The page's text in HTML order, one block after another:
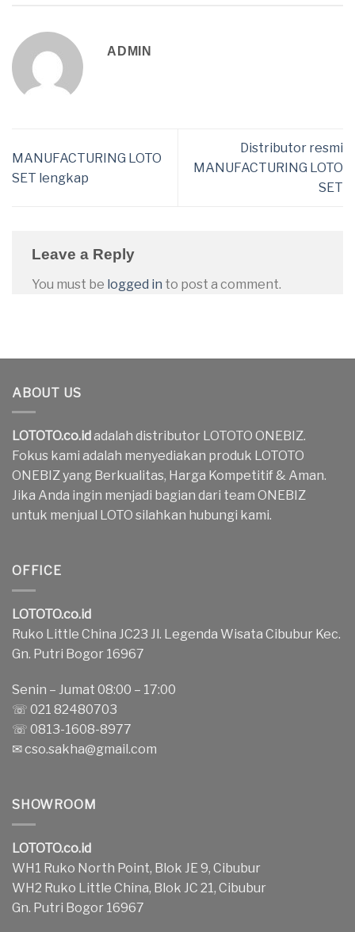
ADMIN
MANUFACTURING LOTO
SET lengkap
Distributor resmi
MANUFACTURING LOTO
SET
Leave a Reply
You must be logged in to post a comment.
ABOUT US
LOTOTO.co.id adalah distributor LOTOTO ONEBIZ.
Fokus kami adalah menyediakan produk LOTOTO
ONEBIZ yang Berkualitas, Harga Kompetitif & Aman.
Jika Anda ingin menjadi bagian dari team ONEBIZ
untuk menjual LOTO silahkan hubungi kami.
OFFICE
LOTOTO.co.id
Ruko Little China JC23 Jl. Legenda Wisata Cibubur Kec.
Gn. Putri Bogor 16967
Senin – Jumat 08:00 – 17:00
☏ 021 82480703
☏ 0813-1608-8977
✉cso.sakha@gmail.com
SHOWROOM
LOTOTO.co.id
WH1 Ruko North Point, Blok JE 9, Cibubur
WH2 Ruko Little China, Blok JC 21, Cibubur
Gn. Putri Bogor 16967